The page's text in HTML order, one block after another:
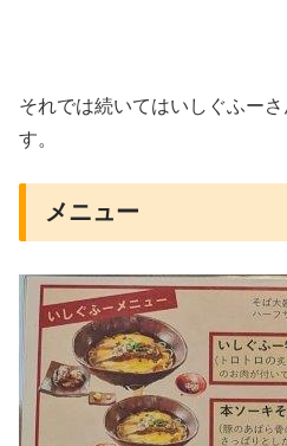
それでは続いてはいしぐふー
す。
メニュー